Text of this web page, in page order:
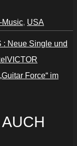
Music, USA
: Neue Single und
VICTOR
Force“ im